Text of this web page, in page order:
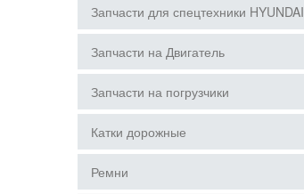
Запчасти для спецтехники HYUNDAI
Запчасти на Двигатель
Запчасти на погрузчики
Катки дорожные
Ремни